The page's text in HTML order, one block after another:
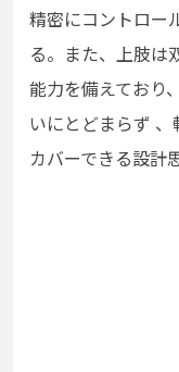
精密にコントロー
る。また、上肢は
能力を備えており
いにとどまらず
カバーできる設計